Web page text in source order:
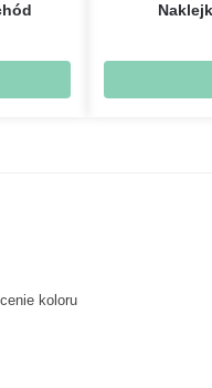
koloru